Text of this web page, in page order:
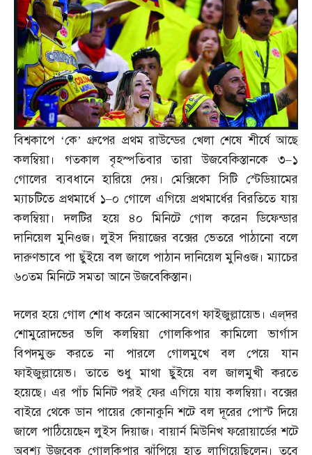
বিশ্বকাপে ‘কে’ গ্রুপের প্রথম রাউন্ডের খেলা শেষে শীর্ষে আছে
কলম্বিয়া। গতকাল বৃহস্পতিবার তারা উজবেকিস্তানকে ৩–১
গোলের ব্যবধানে হারিয়ে দেয়। মেক্সিকো সিটি স্টেডিয়ামের
ম্যাচটিতে প্রথমার্ধে ১–০ গোলে এগিয়ে প্রথমার্ধের বিরতিতে যায়
কলম্বিয়া। দলটির হয়ে ৪০ মিনিটে গোল করেন ডিফেন্ডার
দানিয়েল মুনিওজ। লুইস দিয়াজের বক্সের ভেতরে পাঠানো বলে
দারুণভাবে পা ছুঁইয়ে বল জালে পাঠান দানিয়েল মুনিওজ। ম্যাচের
৬০তম মিনিটে সমতা আনে উজবেকিস্তান।
দলের হয়ে গোল শোধ করেন আব্বোসবেগ ফাইজুল্লায়েভ। এল্‌দর
শোমুরোদভের ভলি কলম্বিয়া গোলকিপার কামিলো ভার্গাস
বিপদমুক্ত করতে না পারলে গোলমুখে বল পেয়ে যান
ফাইজুল্লায়েভ। তাতে শুধু মাথা ছুঁইয়ে বল জালমুখী করতে
হয়েছে। এর পাঁচ মিনিট পরই ফের এগিয়ে যায় কলম্বিয়া। বক্সের
বাইরে থেকে ডান পায়ের কোনাকুনি শটে বল দূরের পোস্ট দিয়ে
জালে পাঠিয়েছেন লুইস দিয়াজ। বায়ার্ন মিউনিখ ফরোয়ার্ডের শটে
অবশ্য উজবেক গোলকিপার ঝাঁপিয়ে হাত লাগিয়েছিলেন। তবে